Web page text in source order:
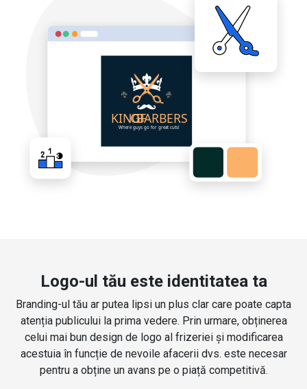
Logo-ul tău este identitatea ta
Branding-ul tău ar putea lipsi un plus clar care poate capta
atenția publicului la prima vedere. Prin urmare, obținerea
celui mai bun design de logo al frizeriei și modificarea
acestuia în funcție de nevoile afacerii dvs. este necesar
pentru a obține un avans pe o piață competitivă.